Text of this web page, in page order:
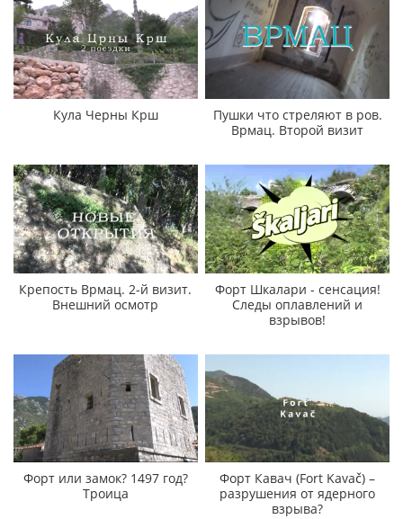
Кула Черны Крш
Пушки что стреляют в ров.
Врмац. Второй визит
Крепость Врмац. 2-й визит.
Внешний осмотр
Форт Шкалари - сенсация!
Следы оплавлений и
взрывов!
Форт или замок? 1497 год?
Троица
Форт Кавач (Fort Kavač) –
разрушения от ядерного
взрыва?